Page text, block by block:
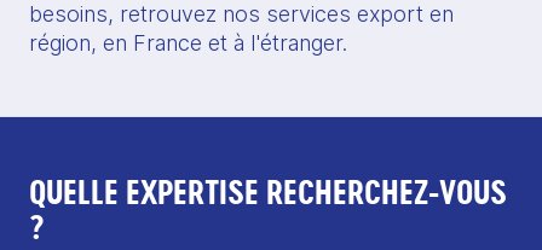
besoins, retrouvez nos services export en
région, en France et à l'étranger.
QUELLE EXPERTISE RECHERCHEZ-VOUS
?